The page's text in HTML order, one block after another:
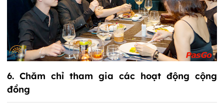
6. Chăm chỉ tham gia các hoạt động cộng
đồng